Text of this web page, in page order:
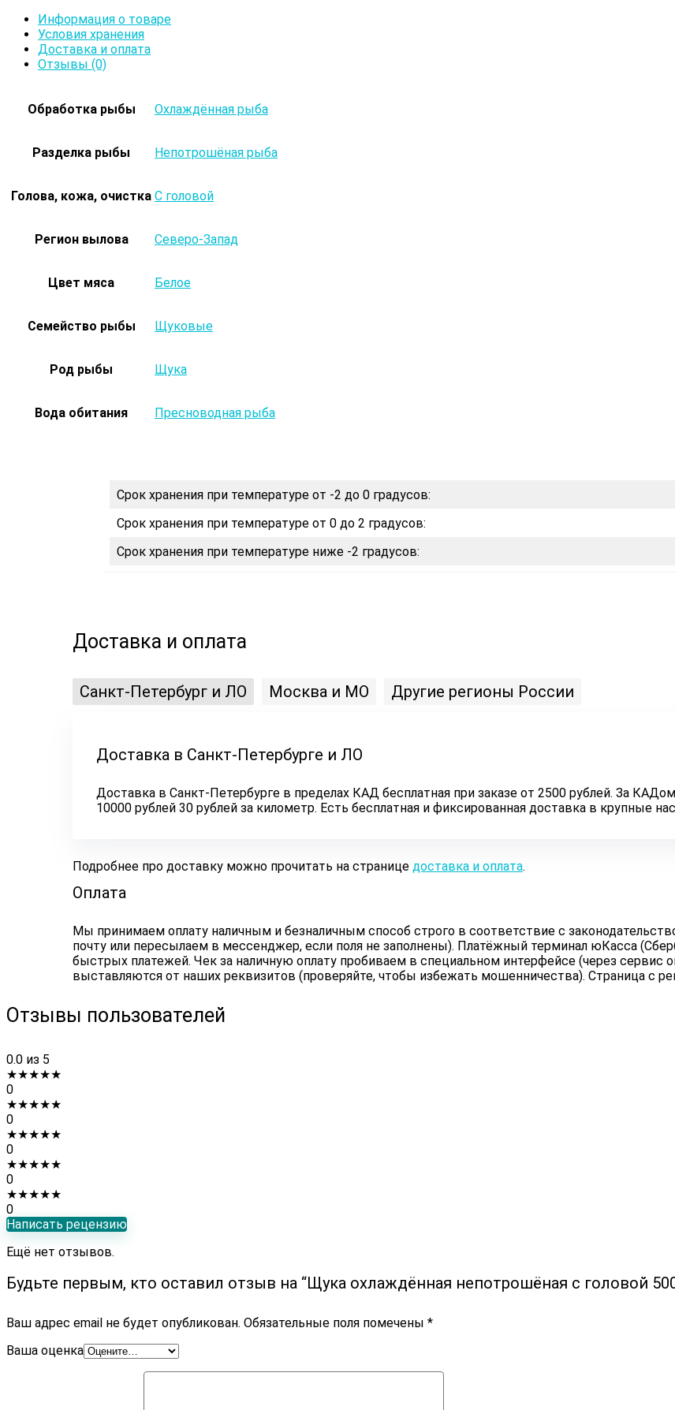
Информация о товаре
Условия хранения
Доставка и оплата
Отзывы (0)
Обработка рыбы Охлаждённая рыба
Разделка рыбы Непотрошёная рыба
Голова, кожа, очистка С головой
Регион вылова Северо-Запад
Цвет мяса Белое
Семейство рыбы Щуковые
Род рыбы Щука
Вода обитания Пресноводная рыба
Срок хранения при температуре от -2 до 0 градусов:
Срок хранения при температуре от 0 до 2 градусов:
Срок хранения при температуре ниже -2 градусов:
Доставка и оплата
Санкт-Петербург и ЛО Москва и МО Другие регионы России
Доставка в Санкт-Петербурге и ЛО
Доставка в Санкт-Петербурге в пределах КАД бесплатная при заказе от 2500 рублей. За
10000 рублей 30 рублей за километр. Есть бесплатная и фиксированная доставка в крупные
Подробнее про доставку можно прочитать на странице доставка и оплата.
Оплата
Мы принимаем оплату наличным и безналичным способ строго в соответствие с
почту или пересылаем в мессенджер, если поля не заполнены). Платёжный терминал юКасса
быстрых платежей. Чек за наличную оплату пробиваем в специальном интерфейсе (через сервис
выставляются от наших реквизитов (проверяйте, чтобы избежать мошенничества). Страница с
Отзывы пользователей
0.0 из 5
★★★★★
0
★★★★★
0
★★★★★
0
★★★★★
0
★★★★★
0
Написать рецензию
Ещё нет отзывов.
Будьте первым, кто оставил отзыв на “Щука охлаждённая непотрошёная с головой
Ваш адрес email не будет опубликован. Обязательные поля помечены *
Ваша оценка